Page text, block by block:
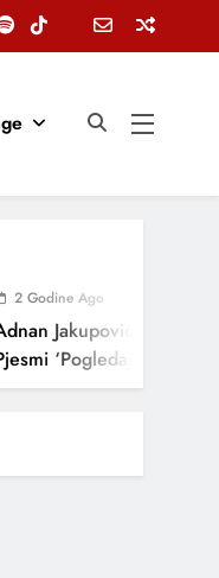
2 Godine Ago
Jakupović Donosi
‘Pogledaj Me’